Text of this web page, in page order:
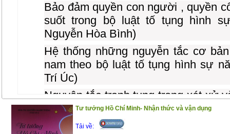
Bảo đảm quyền con người , quyền
suốt trong bộ luật tố tụng hình
Nguyễn Hòa Bình)
Hệ thống những nguyễn tắc cơ
nam theo bộ luật tố tụng hình sự
Trí Úc)
Nguyên tắc tranh tụng trong xét xử
luật tố tụng hình sự năm 2015 - (TS.
Cơ quan có thẩm quyền tiến
Tư tưởng Hồ Chí Minh- Nhận thức và vận dụng
Tải về: